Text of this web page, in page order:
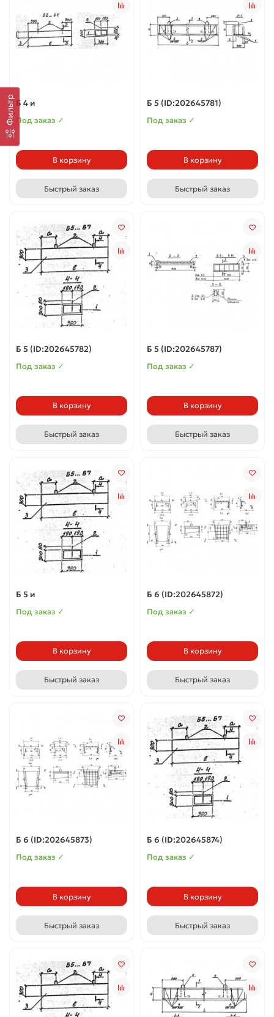
ФильтрБ 4 и
Под заказ ✓
В корзину
Быстрый заказ
Б 5 (ID:202645781)
Под заказ ✓
В корзину
Быстрый заказ
Б 5 (ID:202645782)
Под заказ ✓
В корзину
Быстрый заказ
Б 5 (ID:202645787)
Под заказ ✓
В корзину
Быстрый заказ
Б 5 и
Под заказ ✓
В корзину
Быстрый заказ
Б 6 (ID:202645872)
Под заказ ✓
В корзину
Быстрый заказ
Б 6 (ID:202645873)
Под заказ ✓
В корзину
Быстрый заказ
Б 6 (ID:202645874)
Под заказ ✓
В корзину
Быстрый заказ